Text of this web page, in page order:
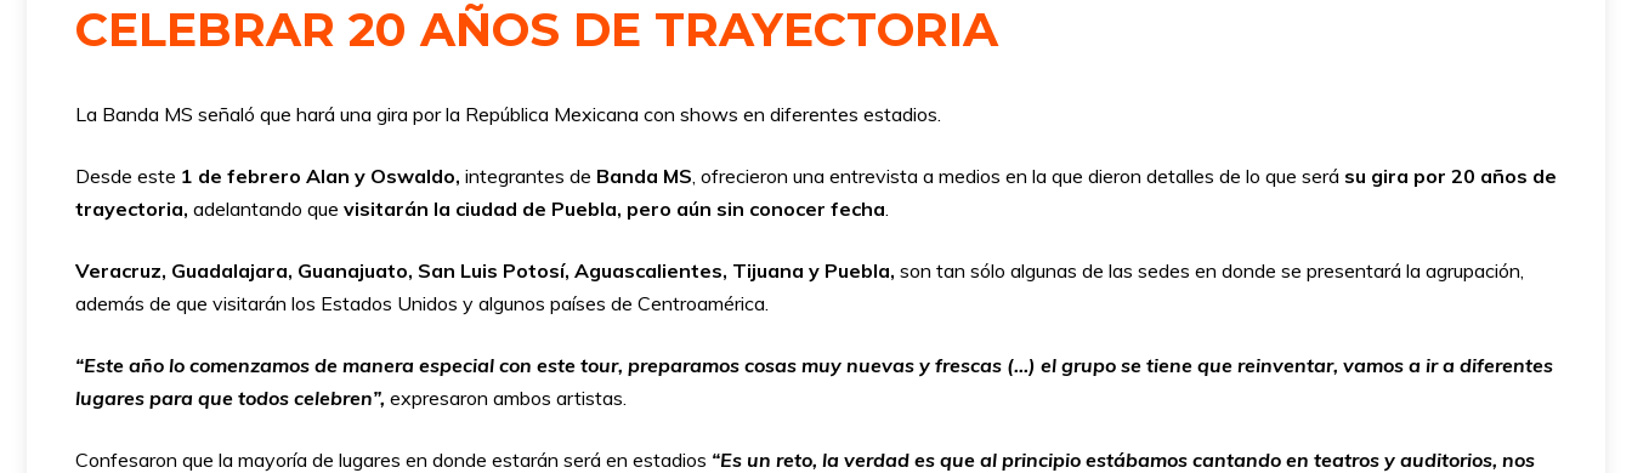
CELEBRAR 20 AÑOS DE TRAYECTORIA
La Banda MS señaló que hará una gira por la República Mexicana con shows en diferentes estadios.
Desde este 1 de febrero Alan y Oswaldo, integrantes de Banda MS, ofrecieron una entrevista a medios en la que dieron detalles de lo que será su gira por 20 años de
trayectoria, adelantando que visitarán la ciudad de Puebla, pero aún sin conocer fecha.
Veracruz, Guadalajara, Guanajuato, San Luis Potosí, Aguascalientes, Tijuana y Puebla, son tan sólo algunas de las sedes en donde se presentará la agrupación,
además de que visitarán los Estados Unidos y algunos países de Centroamérica.
“Este año lo comenzamos de manera especial con este tour, preparamos cosas muy nuevas y frescas (…) el grupo se tiene que reinventar, vamos a ir a diferentes
lugares para que todos celebren”, expresaron ambos artistas.
Confesaron que la mayoría de lugares en donde estarán será en estadios “Es un reto, la verdad es que al principio estábamos cantando en teatros y auditorios, nos